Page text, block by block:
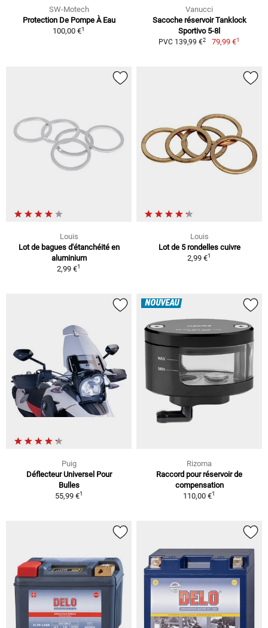
SW-Motech
Protection De Pompe À Eau
100,00 €1
Vanucci
Sacoche réservoir Tanklock
Sportivo 5-8l
PVC 139,99 €2 79,99 €1
Louis
Lot de bagues d'étanchéité en
aluminium
2,99 €1
Louis
Lot de 5 rondelles cuivre
2,99 €1
Puig
Déflecteur Universel Pour
Bulles
55,99 €1
NOUVEAU
Rizoma
Raccord pour réservoir de
compensation
110,00 €1